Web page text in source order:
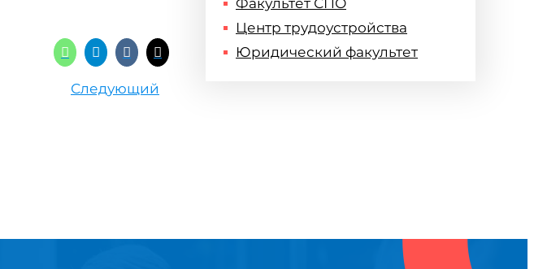
Следующий
Факультет СПО
Центр трудоустройства
Юридический факультет